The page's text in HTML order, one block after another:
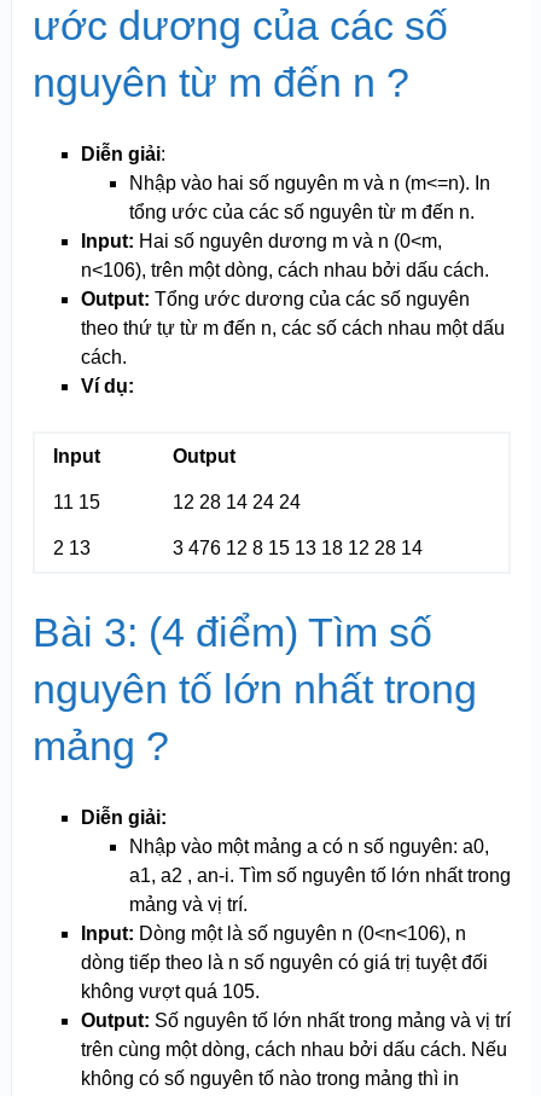
ước dương của các số
nguyên từ m đến n ?
Diễn giải:
Nhập vào hai số nguyên m và n (m<=n). In
tổng ước của các số nguyên từ m đến n.
Input: Hai số nguyên dương m và n (0<m,
n<106), trên một dòng, cách nhau bởi dấu cách.
Output: Tổng ước dương của các số nguyên
theo thứ tự từ m đến n, các số cách nhau một dấu
cách.
Ví dụ:
Input Output
11 15 12 28 14 24 24
2 13 3 476 12 8 15 13 18 12 28 14
Bài 3: (4 điểm) Tìm số
nguyên tố lớn nhất trong
mảng ?
Diễn giải:
Nhập vào một mảng a có n số nguyên: a0,
a1, a2 , an-i. Tìm số nguyên tố lớn nhất trong
mảng và vị trí.
Input: Dòng một là số nguyên n (0<n<106), n
dòng tiếp theo là n số nguyên có giá trị tuyệt đối
không vượt quá 105.
Output: Số nguyên tố lớn nhất trong mảng và vị trí
trên cùng một dòng, cách nhau bởi dấu cách. Nếu
không có số nguyên tố nào trong mảng thì in